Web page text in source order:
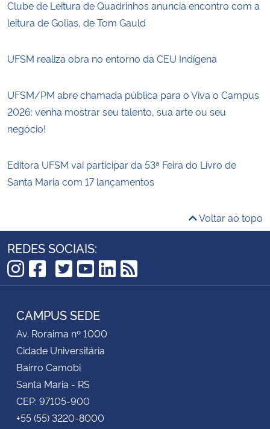
Clube de Leitura de Quadrinhos anuncia encontro com a
leitura de Golias, de Tom Gauld
UFSM realiza obra no entorno da CEU Indígena
UFSM/PM abre chamada pública para o Viva o Campus
2026: venha mostrar seu talento, sua arte ou seu
negócio!
Editora UFSM vai participar da 53ª Feira do Livro de
Santa Maria com 17 lançamentos
Voltar ao topo
REDES SOCIAIS:
Instagram
Facebook
TikTok
Twitter
YouTube
LinkedIn
RSS
CAMPUS SEDE
Av. Roraima nº 1000
Cidade Universitária
Bairro Camobi
Santa Maria - RS
CEP: 97105-900
+55 (55) 3220-8000